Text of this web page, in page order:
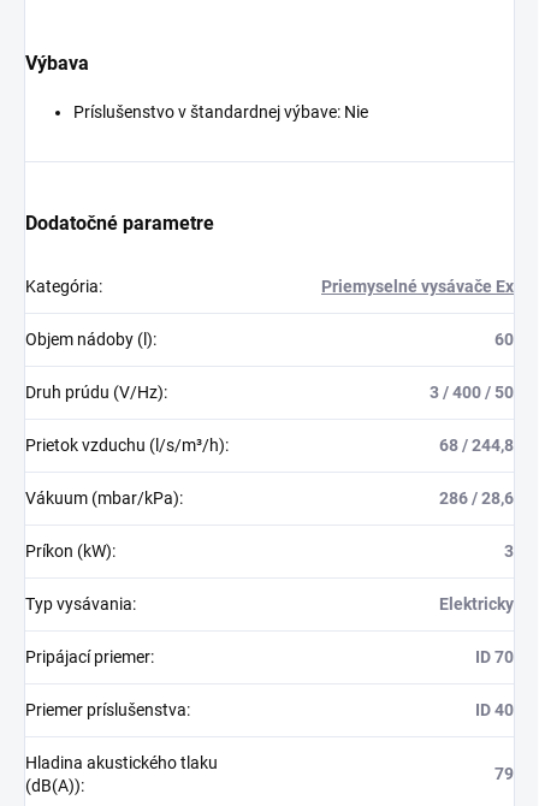
Výbava
Príslušenstvo v štandardnej výbave: Nie
Dodatočné parametre
Kategória: Priemyselné vysávače Ex
Objem nádoby (l): 60
Druh prúdu (V/Hz): 3 / 400 / 50
Prietok vzduchu (l/s/m³/h): 68 / 244,8
Vákuum (mbar/kPa): 286 / 28,6
Príkon (kW): 3
Typ vysávania: Elektricky
Pripájací priemer: ID 70
Priemer príslušenstva: ID 40
Hladina akustického tlaku
(dB(A)):
79